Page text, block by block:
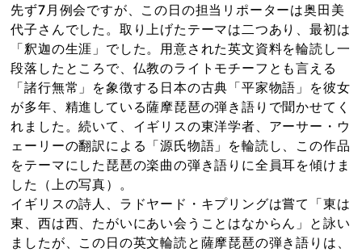
先ず7月例会ですが、この日の担当リポーターは奥田美
代子さんでした。取り上げたテーマは二つあり、最初は
「釈迦の生涯」でした。用意された英文資料を輪読し一
段落したところで、仏教のライトモチーフとも言える
「諸行無常」を象徴する日本の古典「平家物語」を彼女
が多年、精進している薩摩琵琶の弾き語りで聞かせてく
れました。続いて、イギリスの東洋学者、アーサー・ウ
ェーリーの翻訳による「源氏物語」を輪読し、この作品
をテーマにした琵琶の楽曲の弾き語りに全員耳を傾けま
した（上の写真）。
イギリスの詩人、ラドヤード・キプリングは嘗て「東は
東、西は西、たがいにあい会うことはなからん」と詠い
ましたが、この日の英文輪読と薩摩琵琶の弾き語りは、